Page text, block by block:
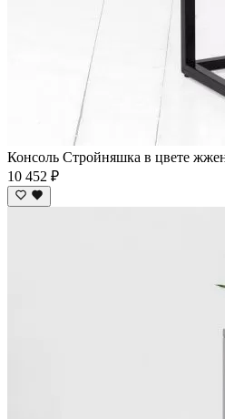
Консоль Стройняшка в цвете
10 452 ₽